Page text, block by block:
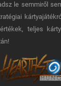
le semmiről
teljes